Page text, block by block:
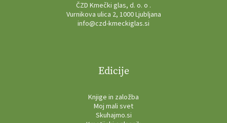
ČZD Kmečki glas, d. o. o .
Vurnikova ulica 2, 1000 Ljubljana
info@czd-kmeckiglas.si
Edicije
Knjige in založba
Moj mali svet
Skuhajmo.si